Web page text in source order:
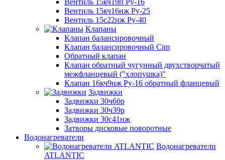
Вентиль 15кч16нж Ру-25
Вентиль 15с22нж Ру-40
Клапаны
Клапан балансировочный
Клапан балансировочный Cim
Обратный клапан
Клапан обратный чугунный двухстворчатый
межфланцевый ("хлопушка)"
Клапан 16кч9нж Ру-16 обратный фланцевый
Задвижки
Задвижки 30ч6бр
Задвижки 30ч39р
Задвижки 30с41нж
Затворы дисковые поворотные
Водонагреватели
Водонагреватели
ATLANTIC